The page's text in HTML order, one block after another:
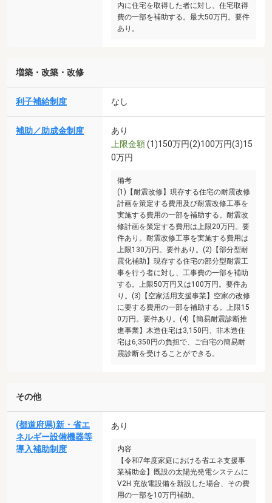
内に住宅を取得した者に対し、住宅取得
費の一部を補助する。最大50万円。要件
あり。
増築・改築・改修
利子補給制度 なし
補助／助成金制度
あり
上限金額(1)150万円(2)100万円(3)15
0万円
備考
(1)【耐震改修】現存する住宅の耐震改修
計画を策定する費用及び耐震改修工事を
実施する費用の一部を補助する。耐震改
修計画を策定する費用は上限20万円。要
件あり。耐震改修工事を実施する費用は
上限130万円。要件あり。(2)【部分型耐
震化補助】現存する住宅の部分型耐震工
事を行う者に対し、工事費の一部を補助
する。上限50万円又は100万円。要件あ
り。(3)【空家活用支援事業】空家の改修
に要する費用の一部を補助する。上限15
0万円。要件あり。(4)【簡易耐震診断推
進事業】木造住宅は3,150円、非木造住
宅は6,350円の負担で、ご自宅の簡易耐
震診断を受けることができる。
その他
(都道府県)新・省エ
ネルギー設備機器等
導入補助制度
あり
内容
【令和7年度家庭における省エネ支援事
業補助金】既設の太陽光発電システムに
V2H 充放電設備を新設した場合、その費
用の一部を10万円補助。